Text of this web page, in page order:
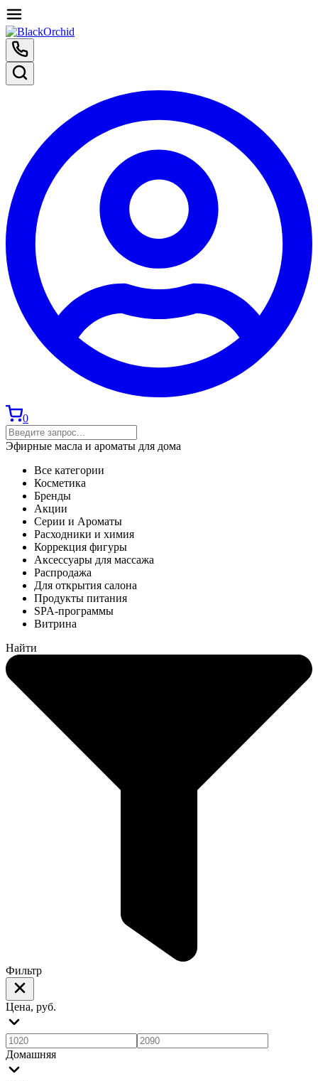
0
Эфирные масла и ароматы для дома
Все категории
Косметика
Бренды
Акции
Серии и Ароматы
Расходники и химия
Коррекция фигуры
Аксессуары для массажа
Распродажа
Для открытия салона
Продукты питания
SPA-программы
Витрина
Найти
Фильтр
Цена, руб.
Домашняя